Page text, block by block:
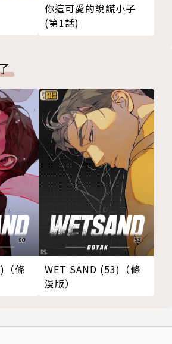
你這可愛的說謊小子
(第1話)
（條
WET SAND (53)（條
漫版）